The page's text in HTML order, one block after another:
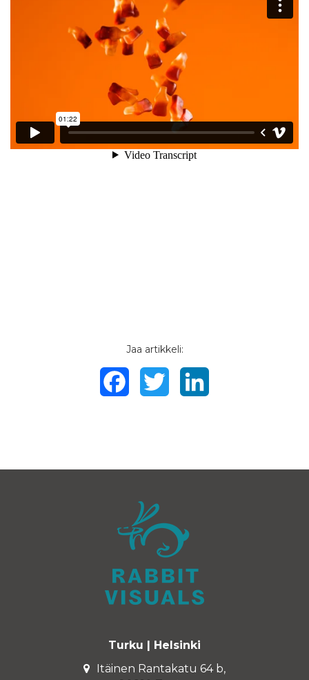
Jaa artikkeli:
FacebookTwitter
Turku | Helsinki
Itäinen Rantakatu 64 b,